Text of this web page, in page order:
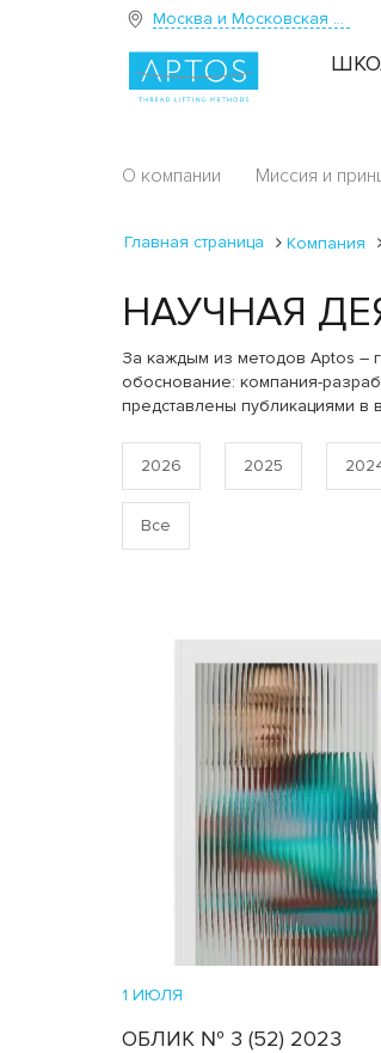
Москва и Московская область
О компании Миссия и
Главная страница Компания
НАУЧНАЯ
За каждым из методов Aptos –
обоснование: компания-
представлены публикациями в
2026 2025
Все
1 ИЮЛЯ
ОБЛИК № 3 (52) 2023